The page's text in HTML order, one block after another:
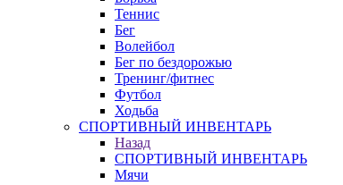
Теннис
Бег
Волейбол
Бег по бездорожью
Тренинг/фитнес
Футбол
Ходьба
СПОРТИВНЫЙ ИНВЕНТАРЬ
Назад
СПОРТИВНЫЙ ИНВЕНТАРЬ
Мячи